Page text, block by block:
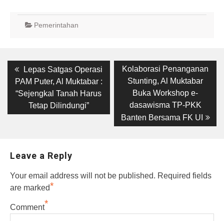
Pemerintahan
Post
navigation
Previous
post:
Lepas Satgas Operasi
PAM Puter, Al Muktabar :
“Sejengkal Tanah Harus
Tetap Dilindungi”
Next
post:
Kolaborasi Penanganan
Stunting, Al Muktabar
Buka Workshop e-
dasawisma TP-PKK
Banten Bersama FK UI
Leave a Reply
Your email address will not be published. Required fields
are marked*
Comment*